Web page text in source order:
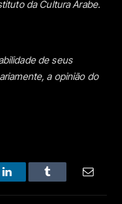
da Cultura Árabe.
de seus
a opinião do
LinkedInTumblr